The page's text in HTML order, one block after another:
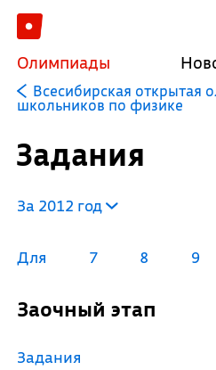
Олимпиады
Всесибирская открытая
школьников по физике
Задания
За 2012 год
Для 7 8 9
Заочный этап
Задания